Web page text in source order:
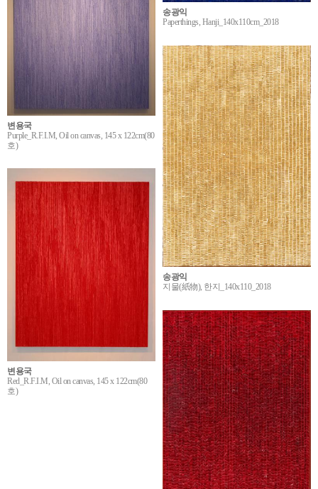
송광익
Paperthings, Hanji_140x110cm_2018
변용국
Purple_R.F.I.M, Oil on canvas, 145 x 122cm(80
호)
송광익
지물(紙物), 한지_140x110_2018
변용국
Red_R.F.I.M, Oil on canvas, 145 x 122cm(80
호)